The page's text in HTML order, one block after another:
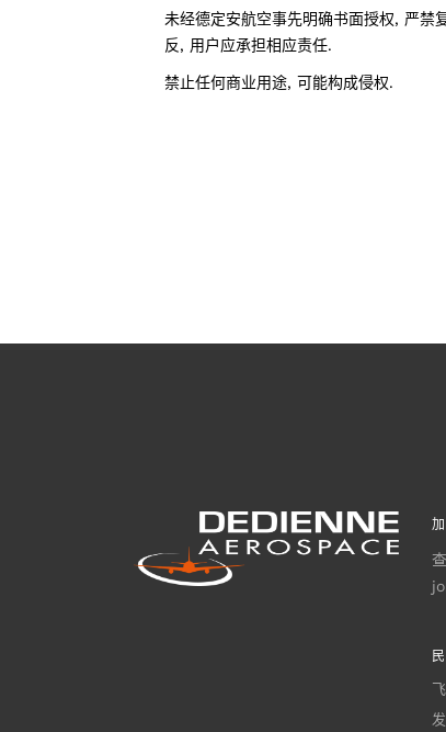
未经德定安航空事先明确书面授权, 严禁
反, 用户应承担相应责任.
禁止任何商业用途, 可能构成侵权.